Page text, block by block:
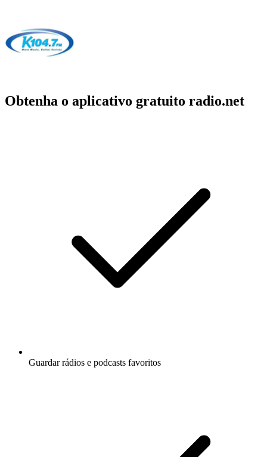
Obtenha o aplicativo gratuito radio.net
Guardar rádios e podcasts favoritos